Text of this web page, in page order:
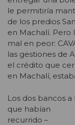
le permitiría
de los predios
en Machalí. Pero
mal en peor:
las gestiones de
el crédito que
en Machalí,
Los dos bancos a
que habían
recurrido –